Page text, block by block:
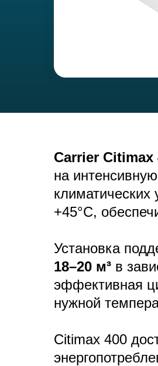
Carrier Citimax
на
климатических
+45°C,
Установка
18–20 м³ в
эффективная
нужной
Citimax 400